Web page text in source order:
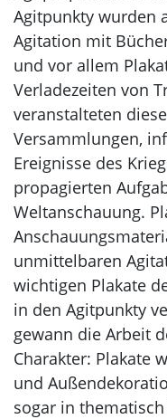
Agitpunkty wurden
Agitation mit
und vor allem
Verladezeiten von
veranstalteten
Versammlungen,
Ereignisse des
propagierten
Weltanschauung.
unmittelbaren
wichtigen Plakate
in den Agitpunkty
gewann die Arbeit
Charakter: Plakate
und
sogar in